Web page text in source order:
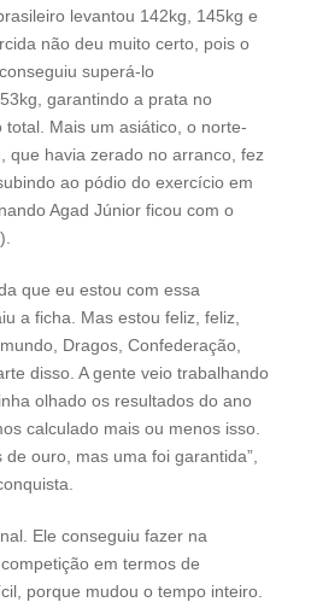
levantou 142kg, 145kg e
não deu muito certo, pois o
superá-lo
garantindo a prata no
Mais um asiático, o norte-
que havia zerado no arranco, fez
ao pódio do exercício em
Agad Júnior ficou com o
que eu estou com essa
a ficha. Mas estou feliz, feliz,
Dragos, Confederação,
disso. A gente veio trabalhando
olhado os resultados do ano
calculado mais ou menos isso.
ouro, mas uma foi garantida”,
Ele conseguiu fazer na
em termos de
porque mudou o tempo inteiro.